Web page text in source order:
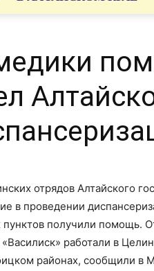
отрядов Алтайского
в проведении
получили помощь.
«Василиск» работали в
районах, сообщили в